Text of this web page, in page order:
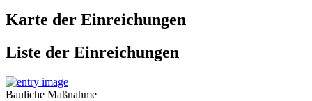
Karte der Einreichungen
Liste der Einreichungen
Bauliche Maßnahme